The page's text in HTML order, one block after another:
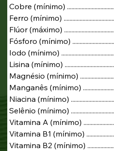
Cobre (mínimo)
Ferro (mínimo)
Flúor (máximo)
Fósforo (mínimo)
Iodo (mínimo)
Lisina (mínimo)
Magnésio (mínimo)
Manganês (mínimo)
Niacina (mínimo)
Selênio (mínimo)
Vitamina A (mínimo)
Vitamina B1 (mínimo)
Vitamina B2 (mínimo)